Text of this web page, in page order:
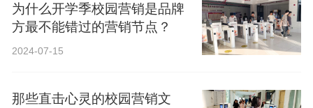
为什么开学季校园营销是品牌
方最不能错过的营销节点？
2024-07-15
那些直击心灵的校园营销文